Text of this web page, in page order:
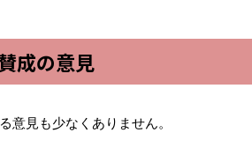
成の意見
意見も少なくありません。